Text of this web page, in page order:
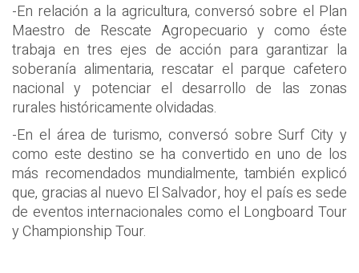
-En relación a la agricultura, conversó sobre el Plan
Maestro de Rescate Agropecuario y como éste
trabaja en tres ejes de acción para garantizar la
soberanía alimentaria, rescatar el parque cafetero
nacional y potenciar el desarrollo de las zonas
rurales históricamente olvidadas.
-En el área de turismo, conversó sobre Surf City y
como este destino se ha convertido en uno de los
más recomendados mundialmente, también explicó
que, gracias al nuevo El Salvador, hoy el país es sede
de eventos internacionales como el Longboard Tour
y Championship Tour.